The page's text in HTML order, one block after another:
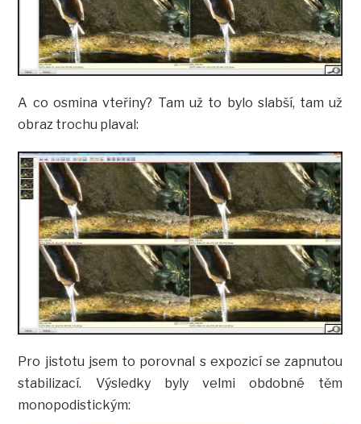
A co osmina vteřiny? Tam už to bylo slabší, tam už
obraz trochu plaval:
Pro jistotu jsem to porovnal s expozicí se zapnutou
stabilizací. Výsledky byly velmi obdobné těm
monopodistickým: